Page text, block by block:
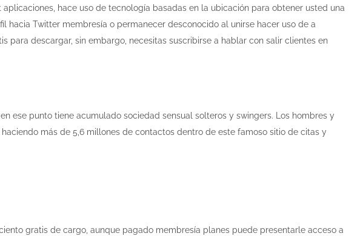
hace uso de tecnología basadas en la ubicación para obtener usted una
Twitter membresía o permanecer desconocido al unirse hacer uso de a
para descargar, sin embargo, necesitas suscribirse a hablar con salir clientes en
ese punto tiene acumulado sociedad sensual solteros y swingers. Los hombres y
más de 5,6 millones de contactos dentro de este famoso sitio de citas y
gratis de cargo, aunque pagado membresía planes puede presentarle acceso a